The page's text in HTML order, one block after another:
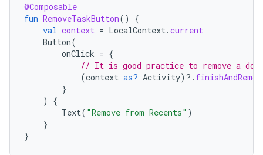
@Composable
fun RemoveTaskButton()
{
val context = LocalContext .current
Button(
onClick = {
// It is good practice to remove a
(context as? Activity) ?.
}
)
{
Text( "Remove from Recents" )
}
}